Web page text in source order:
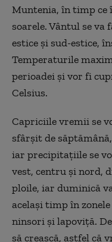
Muntenia, în timp ce
soarele. Vântul se
estice şi sud-estice,
Temperaturile
perioadei şi vor fi
Celsius.
Capriciile vremii se
sfârşit de
iar precipitaţiile se
vest, centru şi nord,
ploile, iar duminică
acelaşi timp în
ninsori şi lapoviţă.
să crească, astfel că